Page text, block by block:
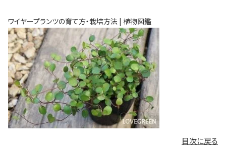
ワイヤープランツの育て方・栽培方法 | 植物図鑑
目次に戻る